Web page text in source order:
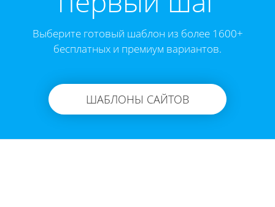
Выберите готовый шаблон из более 1600+
бесплатных и премиум вариантов.
ШАБЛОНЫ САЙТОВ